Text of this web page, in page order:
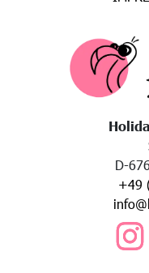
D-
+49